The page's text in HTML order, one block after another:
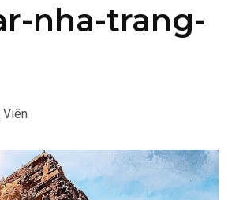
nha-trang-
Viên